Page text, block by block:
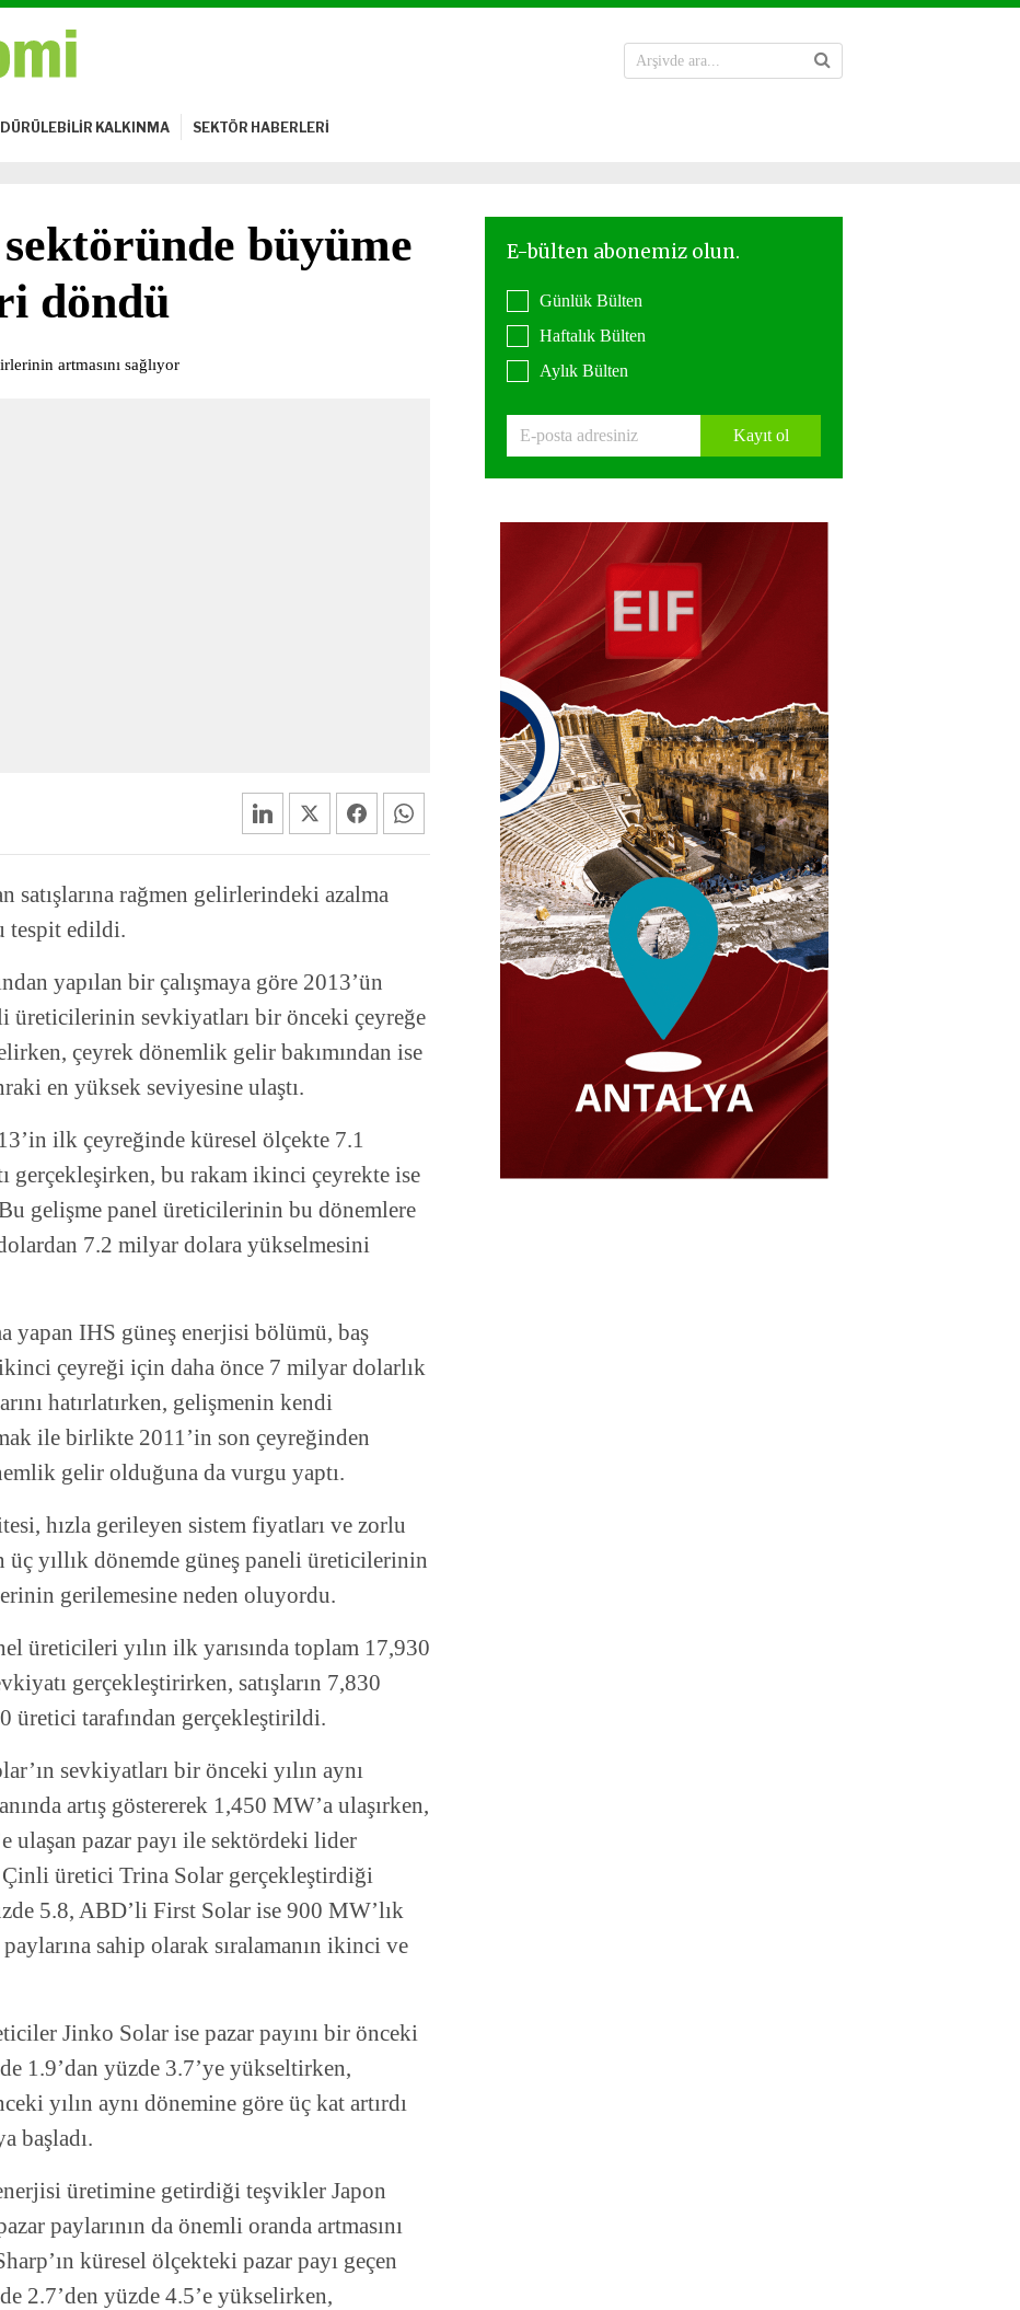
KALKINMA SEKTÖR HABERLERİ
büyüme
döndü
artmasını sağlıyor
satışlarına rağmen gelirlerindeki azalma
tespit edildi.
yapılan bir çalışmaya göre 2013’ün
üreticilerinin sevkiyatları bir önceki çeyreğe
çeyrek dönemlik gelir bakımından ise
en yüksek seviyesine ulaştı.
ilk çeyreğinde küresel ölçekte 7.1
gerçekleşirken, bu rakam ikinci çeyrekte ise
gelişme panel üreticilerinin bu dönemlere
7.2 milyar dolara yükselmesini
yapan IHS güneş enerjisi bölümü, baş
çeyreği için daha önce 7 milyar dolarlık
hatırlatırken, gelişmenin kendi
ile birlikte 2011’in son çeyreğinden
gelir olduğuna da vurgu yaptı.
hızla gerileyen sistem fiyatları ve zorlu
yıllık dönemde güneş paneli üreticilerinin
gerilemesine neden oluyordu.
üreticileri yılın ilk yarısında toplam 17,930
gerçekleştirirken, satışların 7,830
üretici tarafından gerçekleştirildi.
sevkiyatları bir önceki yılın aynı
artış göstererek 1,450 MW’a ulaşırken,
ulaşan pazar payı ile sektördeki lider
üretici Trina Solar gerçekleştirdiği
5.8, ABD’li First Solar ise 900 MW’lık
sahip olarak sıralamanın ikinci ve
Jinko Solar ise pazar payını bir önceki
1.9’dan yüzde 3.7’ye yükseltirken,
yılın aynı dönemine göre üç kat artırdı
başladı.
üretimine getirdiği teşvikler Japon
paylarının da önemli oranda artmasını
küresel ölçekteki pazar payı geçen
2.7’den yüzde 4.5’e yükselirken,
Günlük Bülten
Haftalık Bülten
Aylık Bülten
Kayıt ol